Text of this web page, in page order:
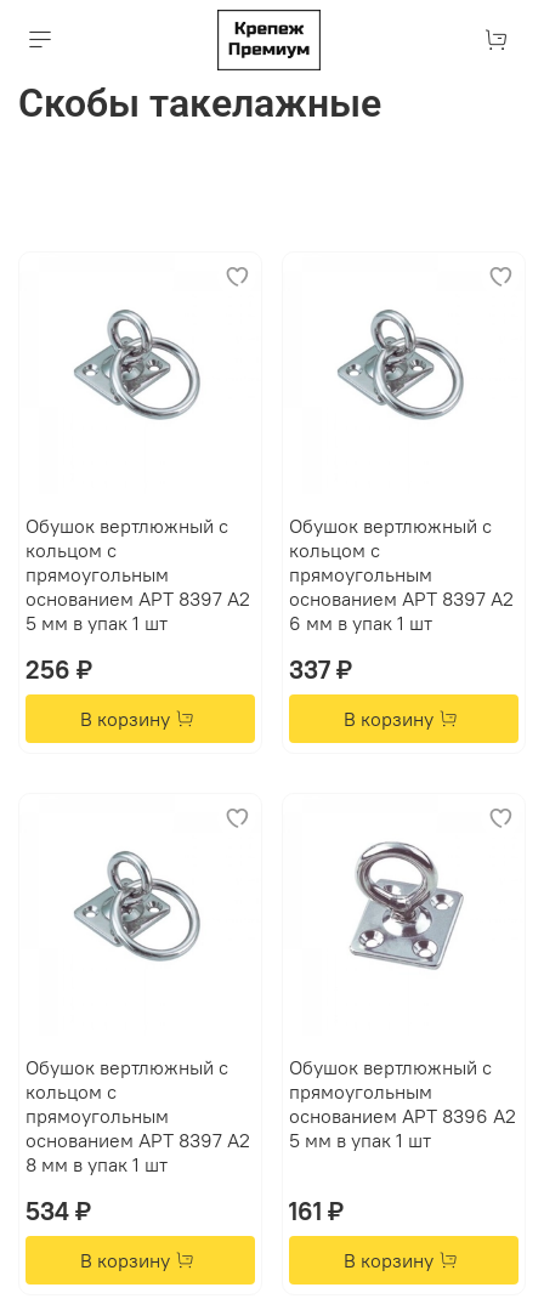
Скобы такелажные
Обушок вертлюжный с
кольцом с
прямоугольным
основанием АРТ 8397 А2
5 мм в упак 1 шт
256 ₽
В корзину
Обушок вертлюжный с
кольцом с
прямоугольным
основанием АРТ 8397 А2
6 мм в упак 1 шт
337 ₽
В корзину
Обушок вертлюжный с
кольцом с
прямоугольным
основанием АРТ 8397 А2
8 мм в упак 1 шт
534 ₽
В корзину
Обушок вертлюжный с
прямоугольным
основанием АРТ 8396 А2
5 мм в упак 1 шт
161 ₽
В корзину